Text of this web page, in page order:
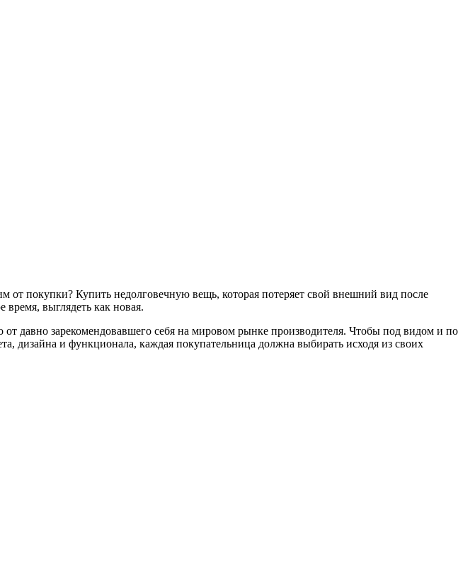
покупки? Купить недолговечную вещь, которая потеряет свой внешний вид после
выглядеть как новая.
давно зарекомендовавшего себя на мировом рынке производителя. Чтобы под видом и по
дизайна и функционала, каждая покупательница должна выбирать исходя из своих